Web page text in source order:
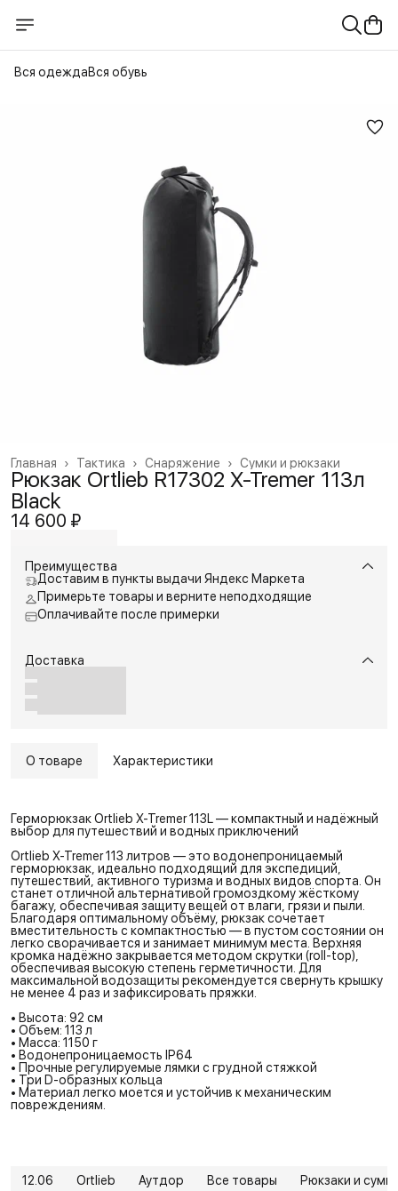
Вся одеждаВся обувь
Сумки и рюкзаки
Снаряжение ›
Тактика ›
Главная ›
Рюкзак Ortlieb R17302 X-Tremer 113л
Black
14 600 ₽
Преимущества
Доставим в пункты выдачи Яндекс Маркета
Примерьте товары и верните неподходящие
Оплачивайте после примерки
Доставка
О товаре Характеристики
Герморюкзак Ortlieb X-Tremer 113L — компактный и надёжный
выбор для путешествий и водных приключений
Ortlieb X-Tremer 113 литров — это водонепроницаемый
герморюкзак, идеально подходящий для экспедиций,
путешествий, активного туризма и водных видов спорта. Он
станет отличной альтернативой громоздкому жёсткому
багажу, обеспечивая защиту вещей от влаги, грязи и пыли.
Благодаря оптимальному объёму, рюкзак сочетает
вместительность с компактностью — в пустом состоянии он
легко сворачивается и занимает минимум места. Верхняя
кромка надёжно закрывается методом скрутки (roll-top),
обеспечивая высокую степень герметичности. Для
максимальной водозащиты рекомендуется свернуть крышку
не менее 4 раз и зафиксировать пряжки.
• Высота: 92 см
• Объем: 113 л
• Масса: 1150 г
• Водонепроницаемость IP64
• Прочные регулируемые лямки с грудной стяжкой
• Три D-образных кольца
• Материал легко моется и устойчив к механическим
повреждениям.
12.06 Ortlieb Аутдор Все товары Рюкзаки и сумки